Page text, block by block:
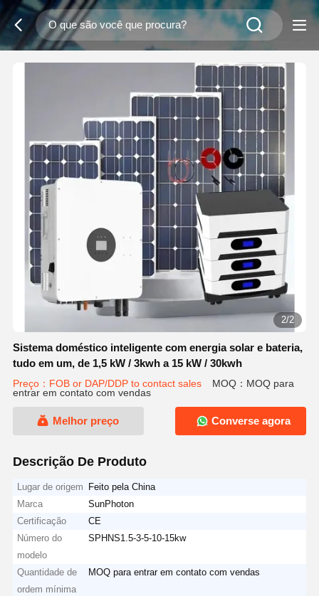
2/2
Sistema doméstico inteligente com energia solar e bateria,
tudo em um, de 1,5 kW / 3kwh a 15 kW / 30kwh
Preço：FOB or DAP/DDP to contact sales
MOQ：MOQ para
entrar em contato com vendas
Melhor preço Converse agora
Descrição De Produto
Lugar de origem
Feito pela China
Marca
SunPhoton
Certificação
CE
Número do
modelo
SPHNS1.5-3-5-10-15kw
Quantidade de
ordem mínima
MOQ para entrar em contato com vendas